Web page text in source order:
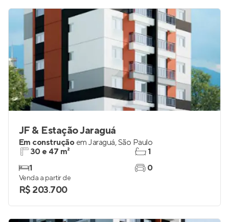
JF & Estação Jaraguá
Em construção em Jaraguá,São Paulo
30 e 47 m²
1
1
0
Venda a partir de
R$ 203.700